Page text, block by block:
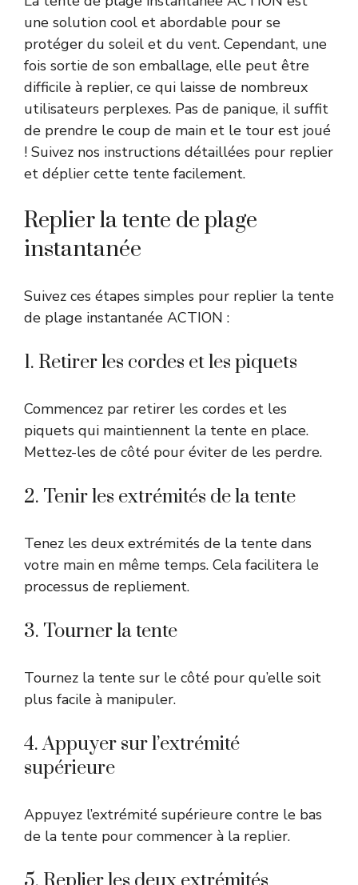
une solution cool et abordable pour se
protéger du soleil et du vent. Cependant, une
fois sortie de son emballage, elle peut être
difficile à replier, ce qui laisse de nombreux
utilisateurs perplexes. Pas de panique, il suffit
de prendre le coup de main et le tour est joué
! Suivez nos instructions détaillées pour replier
et déplier cette tente facilement.
Replier la tente de plage
instantanée
Suivez ces étapes simples pour replier la tente
de plage instantanée ACTION :
1. Retirer les cordes et les piquets
Commencez par retirer les cordes et les
piquets qui maintiennent la tente en place.
Mettez-les de côté pour éviter de les perdre.
2. Tenir les extrémités de la tente
Tenez les deux extrémités de la tente dans
votre main en même temps. Cela facilitera le
processus de repliement.
3. Tourner la tente
Tournez la tente sur le côté pour qu’elle soit
plus facile à manipuler.
4. Appuyer sur l’extrémité
supérieure
Appuyez l’extrémité supérieure contre le bas
de la tente pour commencer à la replier.